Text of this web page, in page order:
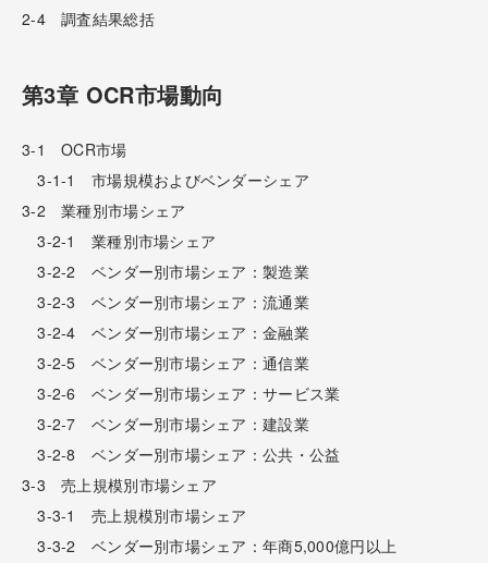
2-4 調査結果総括
第3章 OCR市場動向
3-1 OCR市場
3-1-1 市場規模およびベンダーシェア
3-2 業種別市場シェア
3-2-1 業種別市場シェア
3-2-2 ベンダー別市場シェア：製造業
3-2-3 ベンダー別市場シェア：流通業
3-2-4 ベンダー別市場シェア：金融業
3-2-5 ベンダー別市場シェア：通信業
3-2-6 ベンダー別市場シェア：サービス業
3-2-7 ベンダー別市場シェア：建設業
3-2-8 ベンダー別市場シェア：公共・公益
3-3 売上規模別市場シェア
3-3-1 売上規模別市場シェア
3-3-2 ベンダー別市場シェア：年商5,000億円以上